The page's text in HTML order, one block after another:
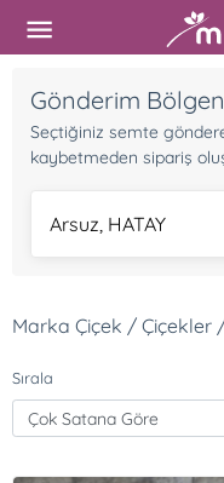
Gönderim
Seçtiğiniz semte
kaybetmeden sipariş
Arsuz, HATAY
Marka Çiçek / Çiçekler
Sırala